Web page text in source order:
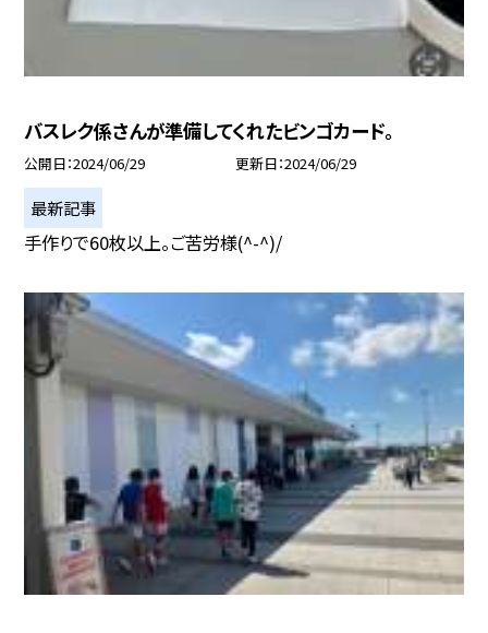
バスレク係さんが準備してくれたビンゴカード。
公開日 2024/06/29 更新日 2024/06/29
最新記事
手作りで60枚以上。ご苦労様(^-^)/